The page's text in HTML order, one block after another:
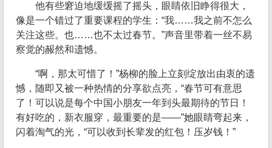
他有些窘迫地缓缓摇了摇头，眼睛依旧睁得很大，
像是一个错过了重要课程的学生：“我……我之前不怎么
关注这些。也……也不太过春节。”声音里带着一丝不易
察觉的赧然和遗憾。
“啊，那太可惜了！”杨柳的脸上立刻绽放出由衷的遗
憾，随即又被一种热情的分享欲点亮，“春节可有意思
了！可以说是每个中国小朋友一年到头最期待的节日！
有好吃的，新衣服穿，最重要的是——”她眼睛弯起来，
闪着淘气的光，“可以收到长辈发的红包！压岁钱！”